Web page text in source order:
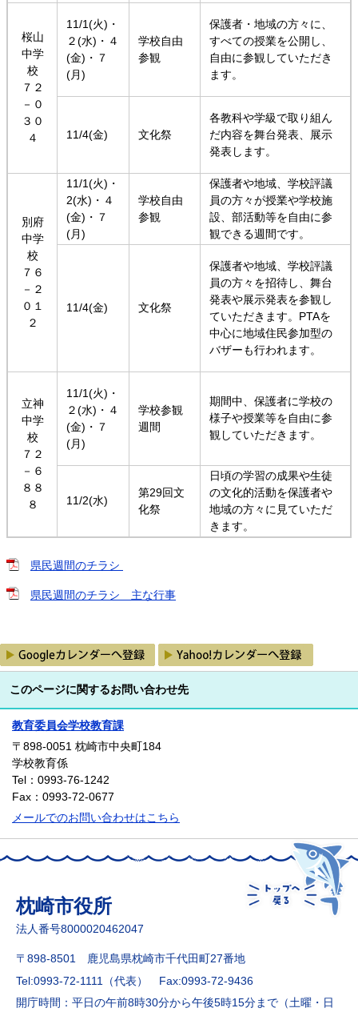
桜山
中学
校
７２
－０
３０
４
11/1(火)・
２(水)・４
(金)・７
(月)
学校自由
参観
保護者・地域の方々に、
すべての授業を公開し、
自由に参観していただき
ます。
11/4(金) 文化祭
各教科や学級で取り組ん
だ内容を舞台発表、展示
発表します。
別府
中学
校
７６
－２
０１
２
11/1(火)・
2(水)・４
(金)・７
(月)
学校自由
参観
保護者や地域、学校評議
員の方々が授業や学校施
設、部活動等を自由に参
観できる週間です。
11/4(金) 文化祭
保護者や地域、学校評議
員の方々を招待し、舞台
発表や展示発表を参観し
ていただきます。PTAを
中心に地域住民参加型の
バザーも行われます。
立神
中学
校
７２
－６
８８
８
11/1(火)・
２(水)・４
(金)・７
(月)
学校参観
週間
期間中、保護者に学校の
様子や授業等を自由に参
観していただきます。
11/2(水)
第29回文
化祭
日頃の学習の成果や生徒
の文化的活動を保護者や
地域の方々に見ていただ
きます。
県民週間のチラシ
県民週間のチラシ 主な行事
このページに関するお問い合わせ先
教育委員会学校教育課
〒898-0051 枕崎市中央町184
学校教育係
Tel：0993-76-1242
Fax：0993-72-0677
メールでのお問い合わせはこちら
枕崎市役所
法人番号8000020462047
〒898-8501 鹿児島県枕崎市千代田町27番地
Tel:0993-72-1111（代表）
Fax:0993-72-9436
開庁時間：平日の午前8時30分から午後5時15分まで（土曜・日